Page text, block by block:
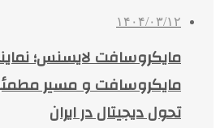
۱۴۰۴/۰۳/۱۲
مایکروسافت لایسنس؛
مایکروسافت و مسیر
تحول دیجیتال در ایران